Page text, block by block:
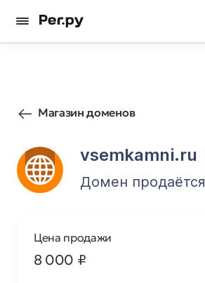
Магазин доменов
vsemkamni.ru
Домен продаётся
Цена продажи
8 000 ₽